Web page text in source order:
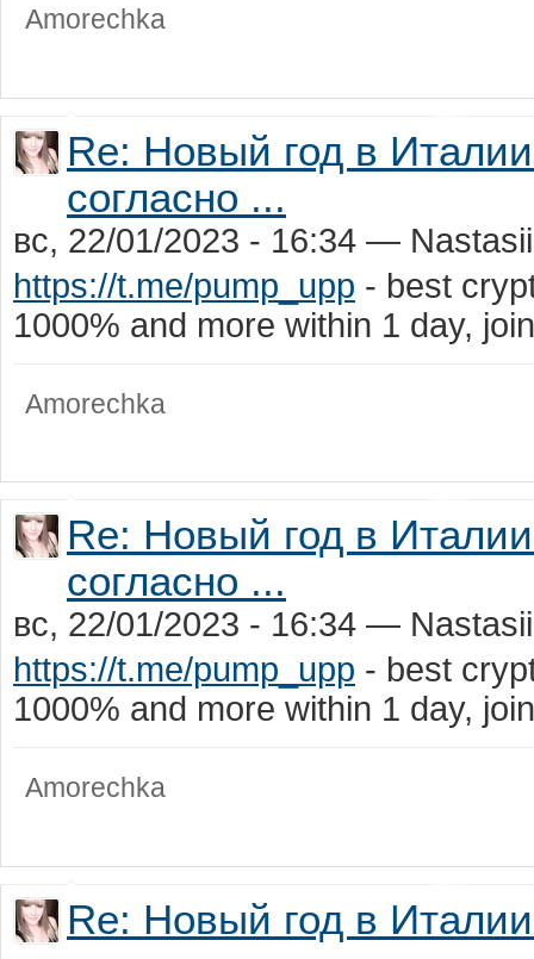
Amorechka
Re: Новый год в
согласно ...
вс, 22/01/2023 - 16:34 —
https://t.me/pump_upp - best
1000% and more within 1 day,
Amorechka
Re: Новый год в
согласно ...
вс, 22/01/2023 - 16:34 —
https://t.me/pump_upp - best
1000% and more within 1 day,
Amorechka
Re: Новый год в